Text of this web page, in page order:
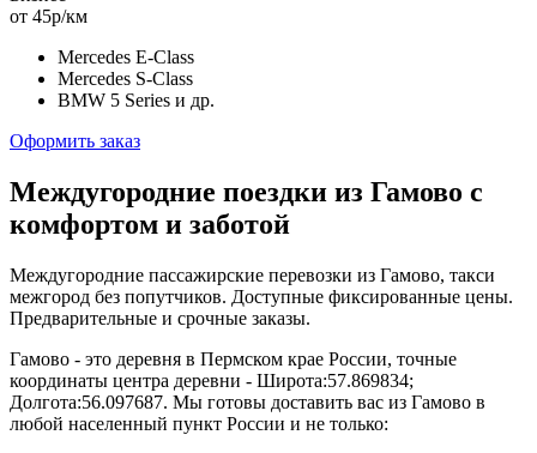
от 45р/км
Mercedes E-Class
Mercedes S-Class
BMW 5 Series и др.
Оформить заказ
Междугородние поездки из Гамово с
комфортом и заботой
Междугородние пассажирские перевозки из Гамово, такси
межгород без попутчиков. Доступные фиксированные цены.
Предварительные и срочные заказы.
Гамово - это деревня в Пермском крае России, точные
координаты центра деревни - Широта:57.869834;
Долгота:56.097687. Мы готовы доставить вас из Гамово в
любой населенный пункт России и не только: